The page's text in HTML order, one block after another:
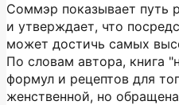
Соммэр показывает путь
и утверждает, что
может достичь самых
По словам автора, книга
формул и рецептов для
женственной, но